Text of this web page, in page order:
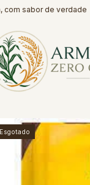
sabor de verdade
Esgotado